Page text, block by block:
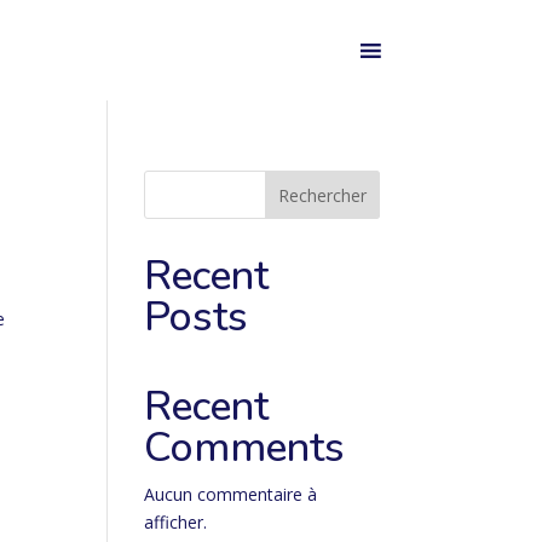
Rechercher
Recent
Posts
Recent
Comments
Aucun commentaire à
afficher.